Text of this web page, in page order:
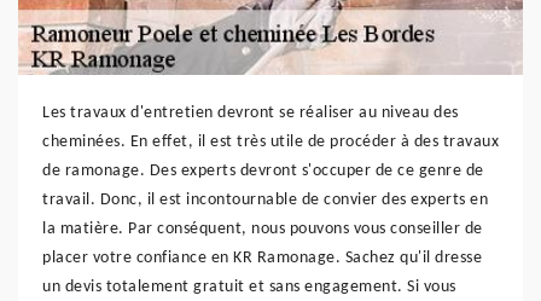
Les travaux d'entretien devront se réaliser au niveau des
cheminées. En effet, il est très utile de procéder à des travaux
de ramonage. Des experts devront s'occuper de ce genre de
travail. Donc, il est incontournable de convier des experts en
la matière. Par conséquent, nous pouvons vous conseiller de
placer votre confiance en KR Ramonage. Sachez qu'il dresse
un devis totalement gratuit et sans engagement. Si vous